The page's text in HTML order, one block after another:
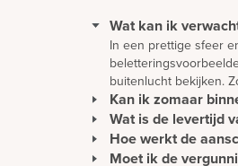
Wat kan ik
In een prettige sfeer
buitenlucht bekijken.
Kan ik zomaar
U kunt gewoon
wordt u direct
Wat is de levertijd
De levertijd van een
worden vervoerd
Hoe werkt de
De aanschaf van een
Moet ik de